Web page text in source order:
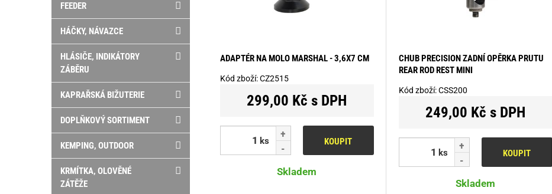
ADAPTÉR NA MOLO MARSHAL - 3,6X7 CM
Kód zboží:CZ2515
299,00 Kč s DPH
ks KOUPIT
Skladem
CHUB PRECISION ZADNÍ OPĚRKA PRUTU
REAR ROD REST MINI
Kód zboží:CSS200
249,00 Kč s DPH
ks KOUPIT
Skladem
FEEDER
HÁČKY, NÁVAZCE
HLÁSIČE, INDIKÁTORY
ZÁBĚRU
KAPRAŘSKÁ BIŽUTERIE
DOPLŇKOVÝ SORTIMENT
KEMPING, OUTDOOR
KRMÍTKA, OLOVĚNÉ
ZÁTĚŽE